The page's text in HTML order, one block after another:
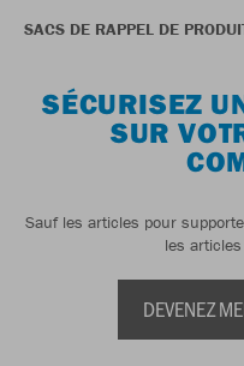
SACS DE RAPPEL DE
SÉCURISEZ
SUR
Sauf les articles pour
les
DEVENEZ